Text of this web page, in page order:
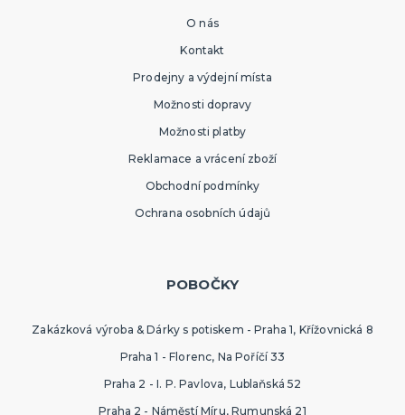
O nás
Kontakt
Prodejny a výdejní místa
Možnosti dopravy
Možnosti platby
Reklamace a vrácení zboží
Obchodní podmínky
Ochrana osobních údajů
POBOČKY
Zakázková výroba & Dárky s potiskem - Praha 1, Křížovnická 8
Praha 1 - Florenc, Na Poříčí 33
Praha 2 - I. P. Pavlova, Lublaňská 52
Praha 2 - Náměstí Míru, Rumunská 21